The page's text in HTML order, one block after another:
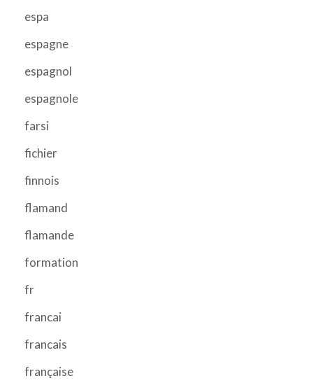
espa
espagne
espagnol
espagnole
farsi
fichier
finnois
flamand
flamande
formation
fr
francai
francais
française